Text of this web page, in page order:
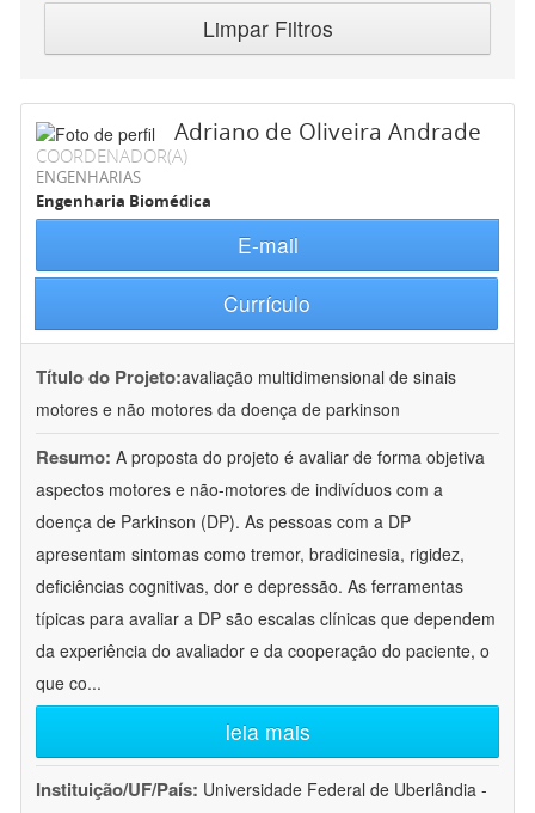
Limpar Filtros
Adriano de Oliveira Andrade
COORDENADOR(A)
ENGENHARIAS
Engenharia Biomédica
E-mail
Currículo
Título do Projeto:avaliação multidimensional de sinais
motores e não motores da doença de parkinson
Resumo: A proposta do projeto é avaliar de forma objetiva
aspectos motores e não-motores de indivíduos com a
doença de Parkinson (DP). As pessoas com a DP
apresentam sintomas como tremor, bradicinesia, rigidez,
deficiências cognitivas, dor e depressão. As ferramentas
típicas para avaliar a DP são escalas clínicas que dependem
da experiência do avaliador e da cooperação do paciente, o
que co...
leia mais
Instituição/UF/País: Universidade Federal de Uberlândia -